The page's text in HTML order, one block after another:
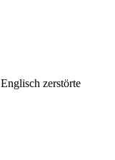
zerstörte